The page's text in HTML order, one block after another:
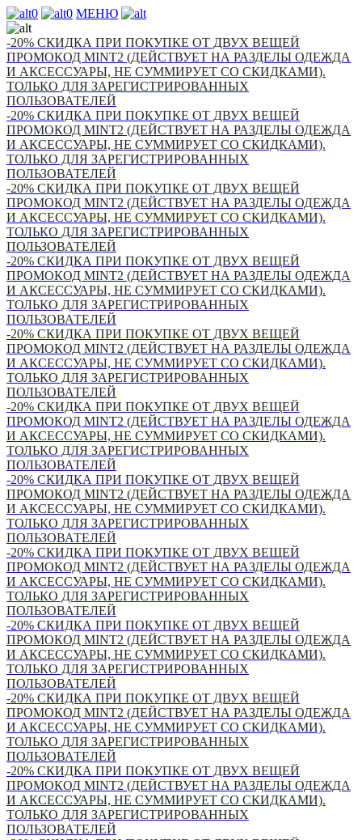
0 0 МЕНЮ
-20% СКИДКА ПРИ ПОКУПКЕ ОТ ДВУХ ВЕЩЕЙ
ПРОМОКОД MINT2 (ДЕЙСТВУЕТ НА РАЗДЕЛЫ ОДЕЖДА
И АКСЕССУАРЫ, НЕ СУММИРУЕТ СО СКИДКАМИ).
ТОЛЬКО ДЛЯ ЗАРЕГИСТРИРОВАННЫХ
ПОЛЬЗОВАТЕЛЕЙ
-20% СКИДКА ПРИ ПОКУПКЕ ОТ ДВУХ ВЕЩЕЙ
ПРОМОКОД MINT2 (ДЕЙСТВУЕТ НА РАЗДЕЛЫ ОДЕЖДА
И АКСЕССУАРЫ, НЕ СУММИРУЕТ СО СКИДКАМИ).
ТОЛЬКО ДЛЯ ЗАРЕГИСТРИРОВАННЫХ
ПОЛЬЗОВАТЕЛЕЙ
-20% СКИДКА ПРИ ПОКУПКЕ ОТ ДВУХ ВЕЩЕЙ
ПРОМОКОД MINT2 (ДЕЙСТВУЕТ НА РАЗДЕЛЫ ОДЕЖДА
И АКСЕССУАРЫ, НЕ СУММИРУЕТ СО СКИДКАМИ).
ТОЛЬКО ДЛЯ ЗАРЕГИСТРИРОВАННЫХ
ПОЛЬЗОВАТЕЛЕЙ
-20% СКИДКА ПРИ ПОКУПКЕ ОТ ДВУХ ВЕЩЕЙ
ПРОМОКОД MINT2 (ДЕЙСТВУЕТ НА РАЗДЕЛЫ ОДЕЖДА
И АКСЕССУАРЫ, НЕ СУММИРУЕТ СО СКИДКАМИ).
ТОЛЬКО ДЛЯ ЗАРЕГИСТРИРОВАННЫХ
ПОЛЬЗОВАТЕЛЕЙ
-20% СКИДКА ПРИ ПОКУПКЕ ОТ ДВУХ ВЕЩЕЙ
ПРОМОКОД MINT2 (ДЕЙСТВУЕТ НА РАЗДЕЛЫ ОДЕЖДА
И АКСЕССУАРЫ, НЕ СУММИРУЕТ СО СКИДКАМИ).
ТОЛЬКО ДЛЯ ЗАРЕГИСТРИРОВАННЫХ
ПОЛЬЗОВАТЕЛЕЙ
-20% СКИДКА ПРИ ПОКУПКЕ ОТ ДВУХ ВЕЩЕЙ
ПРОМОКОД MINT2 (ДЕЙСТВУЕТ НА РАЗДЕЛЫ ОДЕЖДА
И АКСЕССУАРЫ, НЕ СУММИРУЕТ СО СКИДКАМИ).
ТОЛЬКО ДЛЯ ЗАРЕГИСТРИРОВАННЫХ
ПОЛЬЗОВАТЕЛЕЙ
-20% СКИДКА ПРИ ПОКУПКЕ ОТ ДВУХ ВЕЩЕЙ
ПРОМОКОД MINT2 (ДЕЙСТВУЕТ НА РАЗДЕЛЫ ОДЕЖДА
И АКСЕССУАРЫ, НЕ СУММИРУЕТ СО СКИДКАМИ).
ТОЛЬКО ДЛЯ ЗАРЕГИСТРИРОВАННЫХ
ПОЛЬЗОВАТЕЛЕЙ
-20% СКИДКА ПРИ ПОКУПКЕ ОТ ДВУХ ВЕЩЕЙ
ПРОМОКОД MINT2 (ДЕЙСТВУЕТ НА РАЗДЕЛЫ ОДЕЖДА
И АКСЕССУАРЫ, НЕ СУММИРУЕТ СО СКИДКАМИ).
ТОЛЬКО ДЛЯ ЗАРЕГИСТРИРОВАННЫХ
ПОЛЬЗОВАТЕЛЕЙ
-20% СКИДКА ПРИ ПОКУПКЕ ОТ ДВУХ ВЕЩЕЙ
ПРОМОКОД MINT2 (ДЕЙСТВУЕТ НА РАЗДЕЛЫ ОДЕЖДА
И АКСЕССУАРЫ, НЕ СУММИРУЕТ СО СКИДКАМИ).
ТОЛЬКО ДЛЯ ЗАРЕГИСТРИРОВАННЫХ
ПОЛЬЗОВАТЕЛЕЙ
-20% СКИДКА ПРИ ПОКУПКЕ ОТ ДВУХ ВЕЩЕЙ
ПРОМОКОД MINT2 (ДЕЙСТВУЕТ НА РАЗДЕЛЫ ОДЕЖДА
И АКСЕССУАРЫ, НЕ СУММИРУЕТ СО СКИДКАМИ).
ТОЛЬКО ДЛЯ ЗАРЕГИСТРИРОВАННЫХ
ПОЛЬЗОВАТЕЛЕЙ
-20% СКИДКА ПРИ ПОКУПКЕ ОТ ДВУХ ВЕЩЕЙ
ПРОМОКОД MINT2 (ДЕЙСТВУЕТ НА РАЗДЕЛЫ ОДЕЖДА
И АКСЕССУАРЫ, НЕ СУММИРУЕТ СО СКИДКАМИ).
ТОЛЬКО ДЛЯ ЗАРЕГИСТРИРОВАННЫХ
ПОЛЬЗОВАТЕЛЕЙ